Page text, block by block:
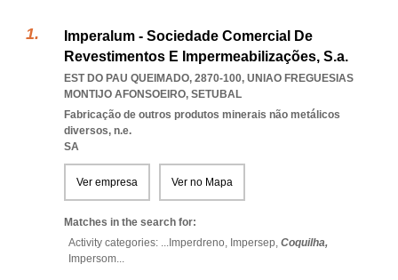
Imperalum - Sociedade Comercial De
Revestimentos E Impermeabilizações, S.a.
EST DO PAU QUEIMADO, 2870-100, UNIAO FREGUESIAS
MONTIJO AFONSOEIRO, SETUBAL
Fabricação de outros produtos minerais não metálicos
diversos, n.e.
SA
Ver empresa Ver no Mapa
Matches in the search for:
Activity categories: ... Imperdreno, Impersep, Coquilha,
Impersom...